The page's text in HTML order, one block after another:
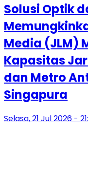
Solusi Optik
Media (JLM)
Kapasitas
dan Metro
Singapura
Selasa, 21 Jul 2026 -